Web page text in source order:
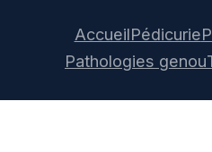
AccueilPédicurie
Pathologies genou